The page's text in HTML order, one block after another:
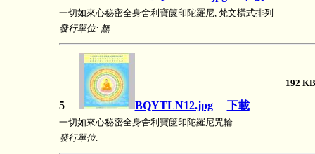
一切如來心秘密全身舍利寶篋印陀羅尼, 梵文橫式排列
發行單位: 無
5 BQYTLN12.jpg 下載
192
一切如來心秘密全身舍利寶篋印陀羅尼咒輪
發行單位: